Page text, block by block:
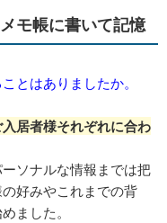
モ帳に書いて記憶
とはありましたか。
居者様それぞれに合わ
ソナルな情報までは把
好みやこれまでの背
ました。